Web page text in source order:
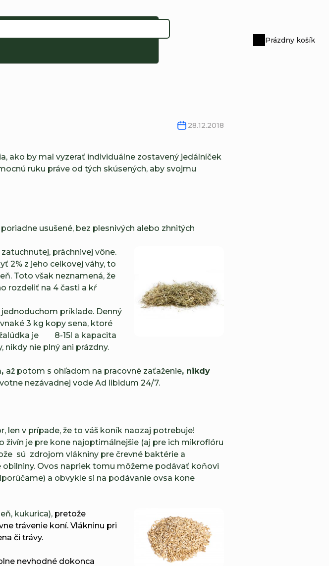
Nákupný
Prázdny košík
28.12.2018
ako by mal vyzerať individuálne zostavený jedálníček
ruku práve od tých skúsených, aby svojmu
usušené, bez plesnivých alebo zhnitých
práchnivej vône.
2% z jeho celkovej váhy, to
Toto však neznamená, že
rozdeliť na 4 časti a kŕ
príklade. Denný
3 kg kopy sena, ktoré
žalúdka je 8-15l a kapacita
nikdy nie plný ani prázdny.
, až potom s ohľadom na pracovné zaťaženie, nikdy
nezávadnej vode Ad libidum 24/7.
len v prípade, že to váš koník naozaj potrebuje!
živín je pre kone najoptimálnejšie (aj pre ich mikroflóru
sú zdrojom vlákniny pre črevné baktérie a
obilniny. Ovos napriek tomu môžeme podávať koňovi
a obvykle si na podávanie ovsa kone
kukurica), pretože
trávenie koní. Vlákninu pri
či trávy.
nevhodné dokonca